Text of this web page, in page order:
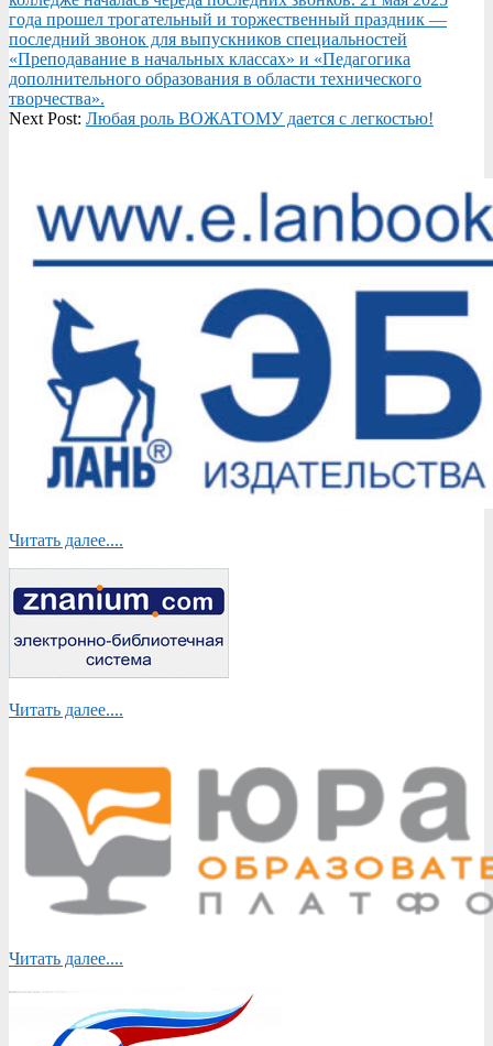
23
года прошел трогательный и торжественный праздник —
последний звонок для выпускников специальностей
«Преподавание в начальных классах» и «Педагогика
дополнительного образования в области технического
творчества».
Next Post: Любая роль ВОЖАТОМУ дается с легкостью!
Читать далее....
Читать далее....
Читать далее....